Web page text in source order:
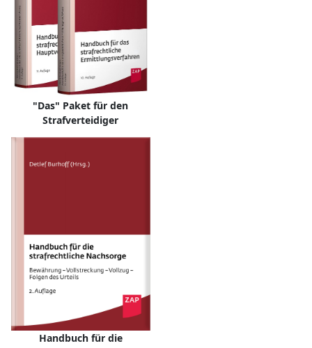
"Das" Paket für den
Strafverteidiger
Handbuch für die